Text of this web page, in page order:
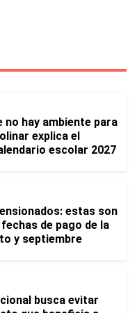
no hay ambiente para
explica el
escolar 2027
estas son
de pago de la
y septiembre
busca evitar